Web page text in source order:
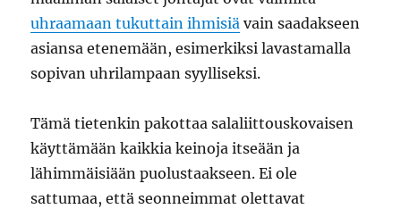
uhraamaan tukuttain ihmisiä vain saadakseen
asiansa etenemään, esimerkiksi lavastamalla
sopivan uhrilampaan syylliseksi.
Tämä tietenkin pakottaa salaliittouskovaisen
käyttämään kaikkia keinoja itseään ja
lähimmäisiään puolustaakseen. Ei ole
sattumaa, että seonneimmat olettavat